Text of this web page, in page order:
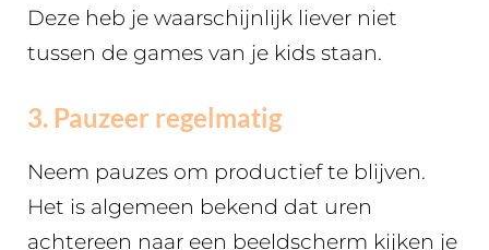
Deze heb je waarschijnlijk liever niet
tussen de games van je kids staan.
3. Pauzeer regelmatig
Neem pauzes om productief te blijven.
Het is algemeen bekend dat uren
achtereen naar een beeldscherm kijken je